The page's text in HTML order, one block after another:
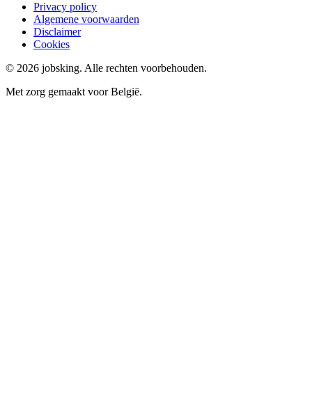
Privacy policy
Algemene voorwaarden
Disclaimer
Cookies
© 2026 jobsking. Alle rechten voorbehouden.
Met zorg gemaakt voor België.